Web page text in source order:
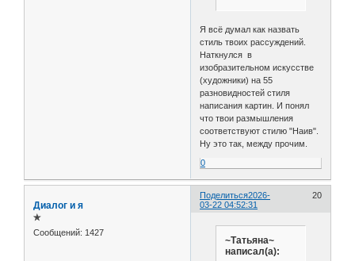
Я всё думал как назвать
стиль твоих рассуждений.
Наткнулся в
изобразительном искусстве
(художники) на 55
разновидностей стиля
написания картин. И понял
что твои размышления
соответствуют стилю "Наив".
Ну это так, между прочим.
0
Поделиться 20
2026-
03-22 04:52:31
Диалог и я
✯
Сообщений: 1427
~Татьяна~
написал(а):